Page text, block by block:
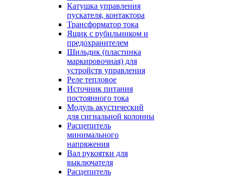
Катушка управления
пускателя, контактора
Трансформатор тока
Ящик с рубильником и
предохранителем
Шильдик (пластинка
маркировочная) для
устройств управления
Реле тепловое
Источник питания
постоянного тока
Модуль акустический
для сигнальной колонны
Расцепитель
минимального
напряжения
Вал рукоятки для
выключателя
Расцепитель